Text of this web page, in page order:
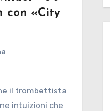
con «City
il trombettista
intuizioni che